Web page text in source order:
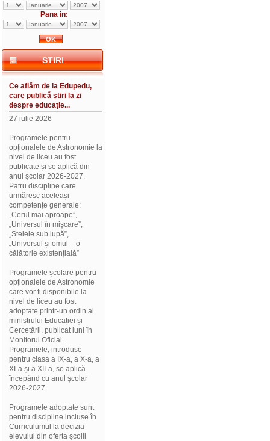
Pana in:
STIRI
Ce aflăm de la Edupedu,
care publică știri la zi
despre educație...
27 iulie 2026
Programele pentru
opționalele de Astronomie la
nivel de liceu au fost
publicate și se aplică din
anul școlar 2026-2027.
Patru discipline care
urmăresc aceleași
competențe generale:
„Cerul mai aproape”,
„Universul în mișcare”,
„Stelele sub lupă”,
„Universul și omul – o
călătorie existențială”
Programele școlare pentru
opționalele de Astronomie
care vor fi disponibile la
nivel de liceu au fost
adoptate printr-un ordin al
ministrului Educației și
Cercetării, publicat luni în
Monitorul Oficial.
Programele, introduse
pentru clasa a IX-a, a X-a, a
XI-a și a XII-a, se aplică
începând cu anul școlar
2026-2027.
Programele adoptate sunt
pentru discipline incluse în
Curriculumul la decizia
elevului din oferta școlii